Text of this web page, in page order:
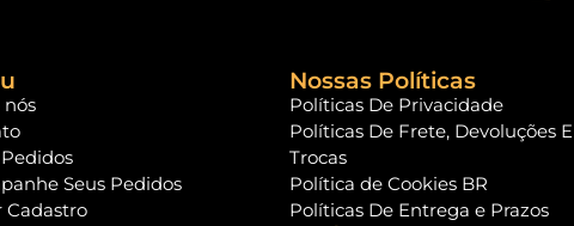
nós
Seus Pedidos
Cadastro
Nossas Políticas
Políticas De Privacidade
Políticas De Frete, Devoluções E
Trocas
Política de Cookies BR
Políticas De Entrega e Prazos